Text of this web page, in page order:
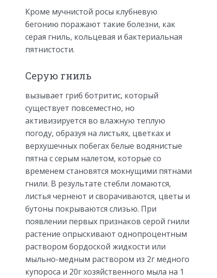
Кроме мучнистой росы клубневую
бегонию поражают такие болезни, как
серая гниль, кольцевая и бактериальная
пятнистости.
Серую гниль
вызывает гриб ботритис, который
существует повсеместно, но
активизируется во влажную теплую
погоду, образуя на листьях, цветках и
верхушечных побегах белые водянистые
пятна с серым налетом, которые со
временем становятся мокнущими пятнами
гнили. В результате стебли ломаются,
листья чернеют и сворачиваются, цветы и
бутоны покрываются слизью. При
появлении первых признаков серой гнили
растение опрыскивают однопроцентным
раствором бордоской жидкости или
мыльно-медным раствором из 2г медного
купороса и 20г хозяйственного мыла на 1